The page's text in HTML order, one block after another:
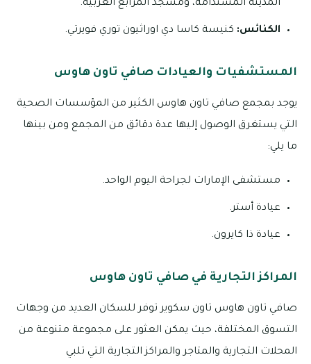
المدينة المستدامة، ومسجد المرابع العربية.
الكنائس: كنيسة كاسا دي اوراثيون توري فويرتي.
المستشفيات والعيادات صافي تاون هاوس
يوجد بمجمع صافي تاون هاوس الكثير من المؤسسات الصحية
التي يستغرق الوصول إليها عدة دقائق من المجمع ومن بينها
ما يلي:
مستشفى الإمارات لجراحة اليوم الواحد.
عيادة أستر.
عيادة ذا كايرون.
المراكز التجارية في صافي تاون هاوس
صافي تاون هاوس تاون سكوير توفر للسكان العديد من وجهات
التسوق المختلفة، حيث يمكن العثور على مجموعة متنوعة من
المحلات التجارية والمتاجر والمراكز التجارية التي تلبي